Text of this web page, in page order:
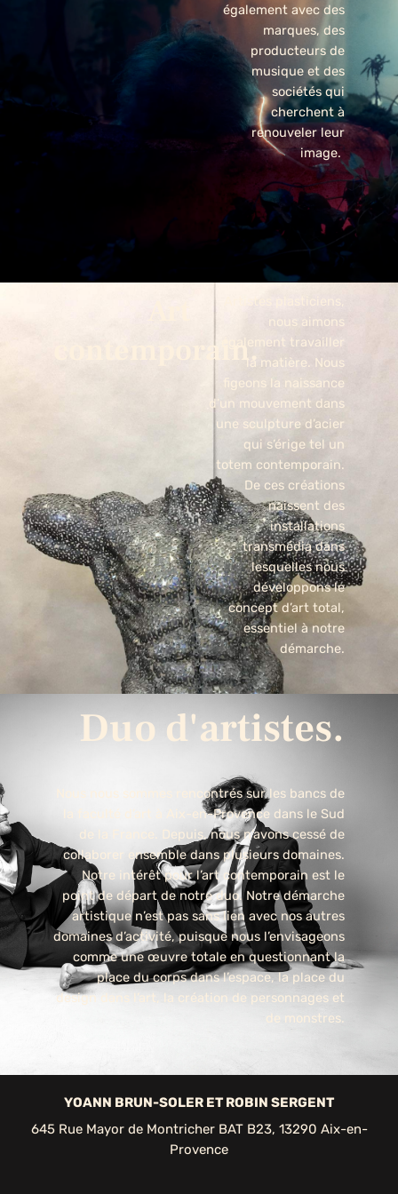
également avec des
marques, des
producteurs de
musique et des
sociétés qui
cherchent à
renouveler leur
image.
contemporain.
nous aimons
également travailler
la matière. Nous
figeons la naissance
d’un mouvement dans
une sculpture d’acier
qui s’érige tel un
totem contemporain.
De ces créations
naissent des
installations
transmédia dans
lesquelles nous
développons le
concept d’art total,
essentiel à notre
démarche.
Nous nous sommes rencontrés sur les bancs de
la faculté d’art à Aix-en-Provence dans le Sud
de la France. Depuis, nous n’avons cessé de
collaborer ensemble dans plusieurs domaines.
Notre intérêt pour l’art contemporain est le
point de départ de notre duo. Notre démarche
artistique n’est pas sans lien avec nos autres
domaines d’activité, puisque nous l’envisageons
comme une œuvre totale en questionnant la
place du corps dans l’espace, la place du
design dans l’art, la création de personnages et
de monstres.
Duo d'artistes.
YOANN BRUN-SOLER ET ROBIN SERGENT
645 Rue Mayor de Montricher BAT B23, 13290 Aix-en-
Provence